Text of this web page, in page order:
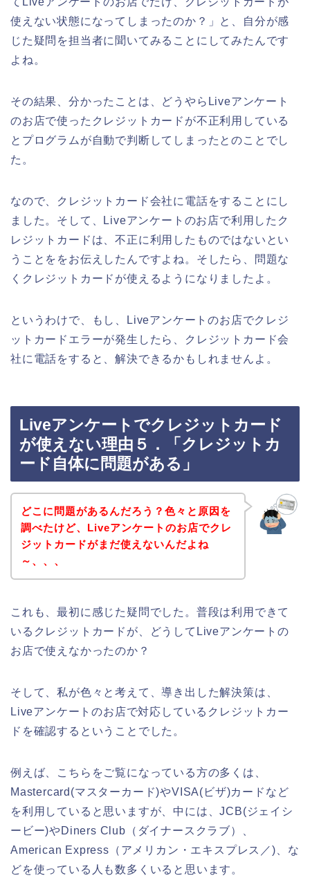
使えない状態になってしまったのか？」と、自分が感
じた疑問を担当者に聞いてみることにしてみたんです
よね。
その結果、分かったことは、どうやらLiveアンケート
のお店で使ったクレジットカードが不正利用している
とプログラムが自動で判断してしまったとのことでし
た。
なので、クレジットカード会社に電話をすることにし
ました。そして、Liveアンケートのお店で利用したク
レジットカードは、不正に利用したものではないとい
うことををお伝えしたんですよね。そしたら、問題な
くクレジットカードが使えるようになりましたよ。
というわけで、もし、Liveアンケートのお店でクレジ
ットカードエラーが発生したら、クレジットカード会
社に電話をすると、解決できるかもしれませんよ。
Liveアンケートでクレジットカード
が使えない理由５．「クレジットカ
ード自体に問題がある」
どこに問題があるんだろう？色々と原因を
調べたけど、Liveアンケートのお店でクレ
ジットカードがまだ使えないんだよね
～、、、
これも、最初に感じた疑問でした。普段は利用できて
いるクレジットカードが、どうしてLiveアンケートの
お店で使えなかったのか？
そして、私が色々と考えて、導き出した解決策は、
Liveアンケートのお店で対応しているクレジットカー
ドを確認するということでした。
例えば、こちらをご覧になっている方の多くは、
Mastercard(マスターカード)やVISA(ビザ)カードなど
を利用していると思いますが、中には、JCB(ジェイシ
ービー)やDiners Club（ダイナースクラブ）、
American Express（アメリカン・エキスプレス／)、な
どを使っている人も数多くいると思います。